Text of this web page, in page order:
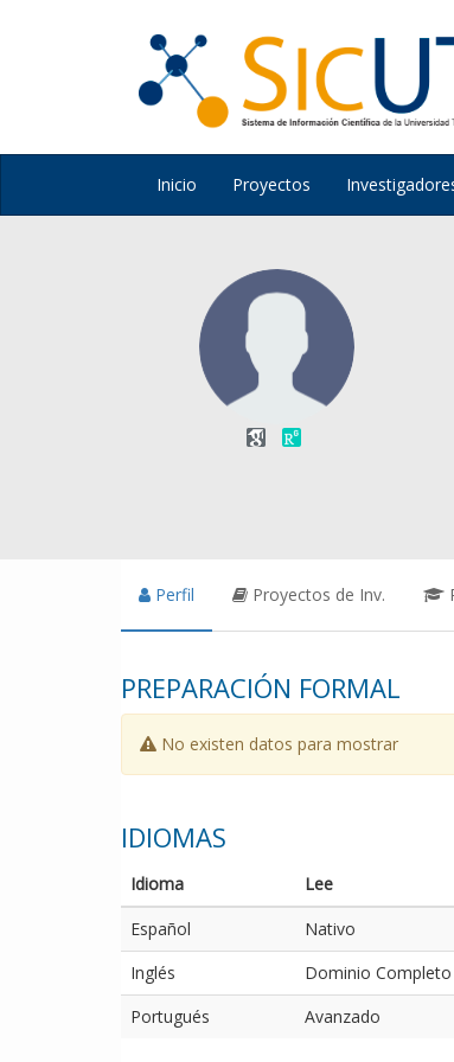
Inicio Proyectos
Perfil Proyectos de Inv.
PREPARACIÓN FORMAL
No existen datos para mostrar
IDIOMAS
Idioma Lee
Español
Nativo
Inglés
Dominio Completo
Portugués
Avanzado